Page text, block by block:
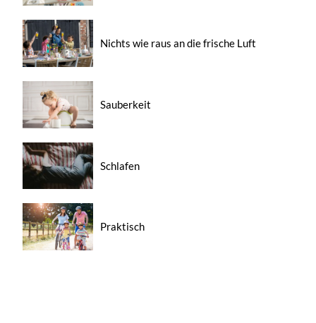
Nichts wie raus an die frische Luft
Sauberkeit
Schlafen
Praktisch